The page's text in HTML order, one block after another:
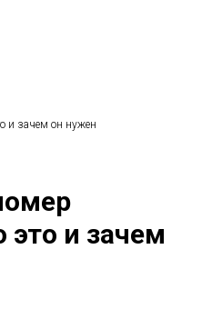
и зачем он нужен
это и зачем